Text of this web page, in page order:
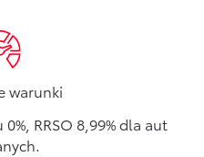
warunki
RRSO 8,99% dla aut